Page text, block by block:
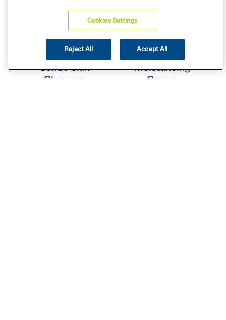
Gentle Skin
Cleanser
Moisturising
Cream
Cookies Settings
Reject All Accept All